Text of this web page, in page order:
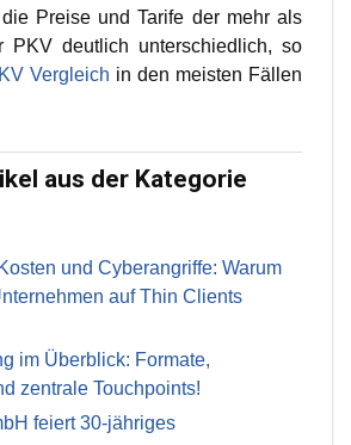
Preise und Tarife der mehr als
PKV deutlich unterschiedlich, so
Vergleich in den meisten Fällen
aus der Kategorie
und Cyberangriffe: Warum
auf Thin Clients
im Überblick: Formate,
zentrale Touchpoints!
feiert 30-jähriges